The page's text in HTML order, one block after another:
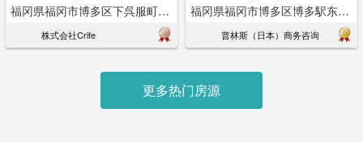
福冈県福冈市博多区下呉服町６ー２７
株式会社Crife
福冈県福冈市博多区博多駅东２丁目１８ー２０
普林斯（日本）商务咨询
更多热门房源